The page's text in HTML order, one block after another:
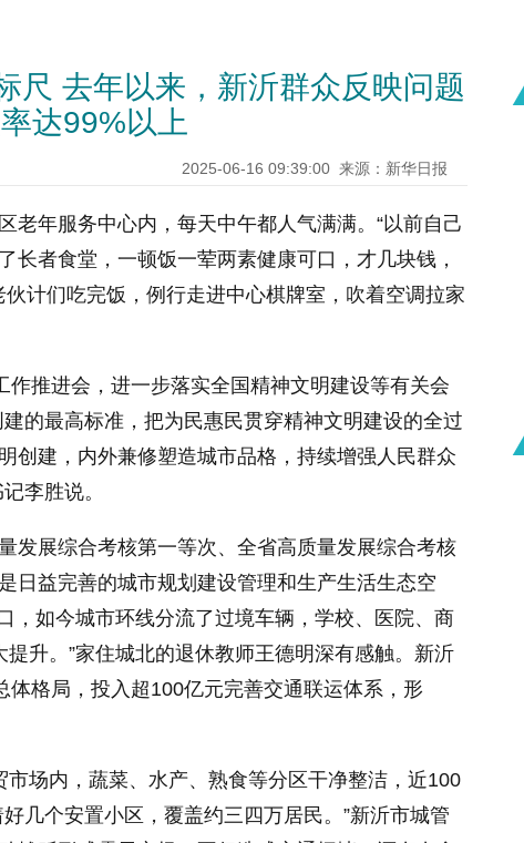
尺 去年以来，新沂群众反映问题
达99%以上
2025-06-16 09:39:00 来源：新华日报
老年服务中心内，每天中午都人气满满。“以前自己
长者食堂，一顿饭一荤两素健康可口，才几块钱，
计们吃完饭，例行走进中心棋牌室，吹着空调拉家
作推进会，进一步落实全国精神文明建设等有关会
的最高标准，把为民惠民贯穿精神文明建设的全过
创建，内外兼修塑造城市品格，持续增强人民群众
李胜说。
发展综合考核第一等次、全省高质量发展综合考核
日益完善的城市规划建设管理和生产生活生态空
，如今城市环线分流了过境车辆，学校、医院、商
提升。”家住城北的退休教师王德明深有感触。新沂
体格局，投入超100亿元完善交通联运体系，形
场内，蔬菜、水产、熟食等分区干净整洁，近100
几个安置小区，覆盖约三四万居民。”新沂市城管